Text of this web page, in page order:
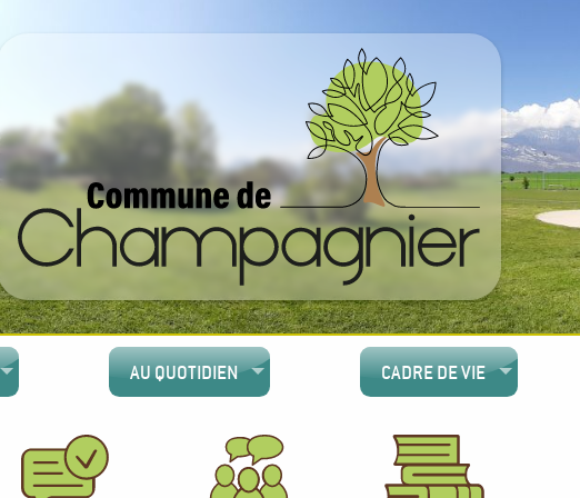
AU QUOTIDIEN CADRE DE VIE